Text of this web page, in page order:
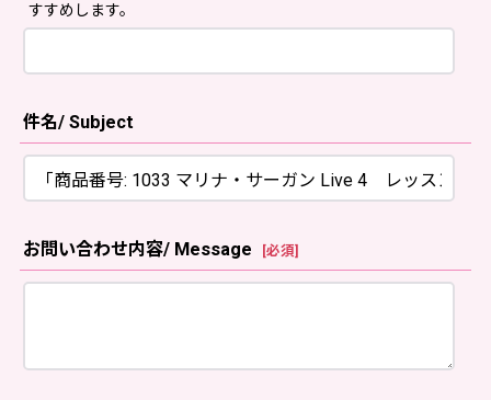
すすめします。
件名/ Subject
お問い合わせ内容/ Message [必須]